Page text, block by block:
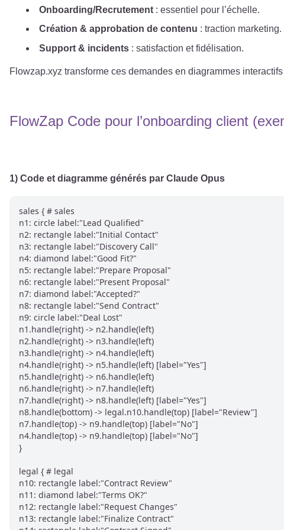
Onboarding/Recrutement : essentiel pour l’échelle.
Création & approbation de contenu : traction marketing.
Support & incidents : satisfaction et fidélisation.
Flowzap.xyz transforme ces demandes en diagrammes
FlowZap Code pour l’onboarding client
1) Code et diagramme générés par Claude Opus
sales { # sales
n1: circle label:"Lead Qualified"
n2: rectangle label:"Initial Contact"
n3: rectangle label:"Discovery Call"
n4: diamond label:"Good Fit?"
n5: rectangle label:"Prepare Proposal"
n6: rectangle label:"Present Proposal"
n7: diamond label:"Accepted?"
n8: rectangle label:"Send Contract"
n9: circle label:"Deal Lost"
n1.handle(right) -> n2.handle(left)
n2.handle(right) -> n3.handle(left)
n3.handle(right) -> n4.handle(left)
n4.handle(right) -> n5.handle(left) [label="Yes"]
n5.handle(right) -> n6.handle(left)
n6.handle(right) -> n7.handle(left)
n7.handle(right) -> n8.handle(left) [label="Yes"]
n8.handle(bottom) -> legal.n10.handle(top) [label="Review"]
n7.handle(top) -> n9.handle(top) [label="No"]
n4.handle(top) -> n9.handle(top) [label="No"]
}
legal { # legal
n10: rectangle label:"Contract Review"
n11: diamond label:"Terms OK?"
n12: rectangle label:"Request Changes"
n13: rectangle label:"Finalize Contract"